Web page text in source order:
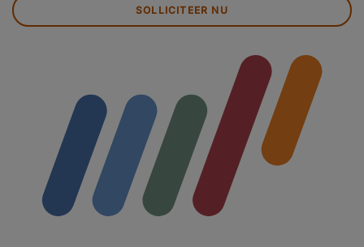
SOLLICITEER NU